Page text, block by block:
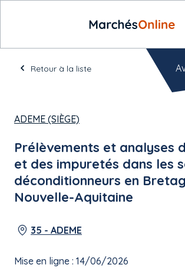
Retour à la liste
ADEME (SIÈGE)
Prélèvements et analyses
et des impuretés dans les
déconditionneurs en
Nouvelle-Aquitaine
35 - ADEME
Mise en ligne : 14/06/2026